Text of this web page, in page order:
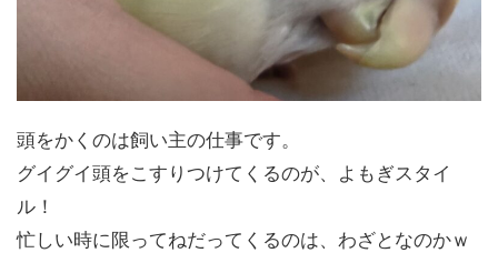
頭をかくのは飼い主の仕事です。
グイグイ頭をこすりつけてくるのが、よもぎスタイ
ル！
忙しい時に限ってねだってくるのは、わざとなのかｗ